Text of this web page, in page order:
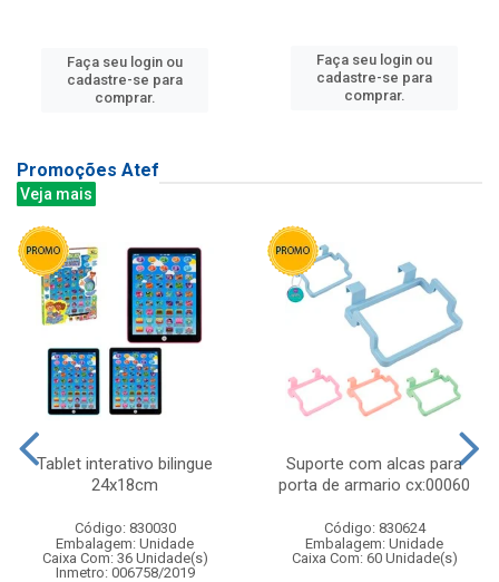
Faça seu login ou
cadastre-se para
comprar.
Faça seu login ou
cadastre-se para
comprar.
Promoções Atef
Veja mais
Tablet interativo bilingue
24x18cm
Código: 830030
Embalagem: Unidade
Caixa Com: 36 Unidade(s)
Inmetro: 006758/2019
Suporte com alcas para
porta de armario cx:00060
Código: 830624
Embalagem: Unidade
Caixa Com: 60 Unidade(s)